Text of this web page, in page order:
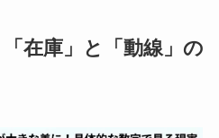
在庫」と「動線」の